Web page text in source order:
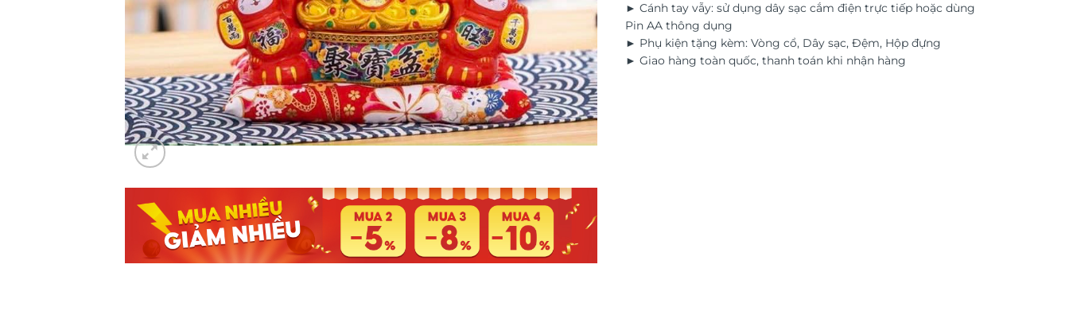
► Cánh tay vẫy: sử dụng dây sạc cắm điện trực tiếp hoặc dùng
Pin AA thông dụng
► Phụ kiện tặng kèm: Vòng cổ, Dây sạc, Đệm, Hộp đựng
► Giao hàng toàn quốc, thanh toán khi nhận hàng